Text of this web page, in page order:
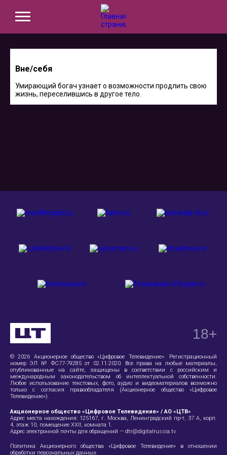
Вне/себя
Умирающий богач узнает о возможности продлить свою
жизнь, переселившись в другое тело.
© 2026 Акционерное общество «Цифровое Телевидение». Регистрационный
номер ЭЛ № ФС77-79285 от 02.11.2020. Все права на любые материалы,
опубликованные на сайте, защищены в соответствии с российским и
международным законодательством об интеллектуальной собственности.
Любое использование текстовых, фото, аудио и видеоматериалов возможно
только с согласия правообладателя (Акционерное общество «Цифровое
Телевидение»).
Акционерное общество «Цифровое Телевидение» / АО «ЦТВ»
Адрес места нахождения: 125167, г. Москва, Ленинградский пр-т, 37 А , корп.
4, этаж 10, помещение XXII, комната 1.
Адрес электронной почты для обращений — dtr@digitalrussia.tv
Политика Акционерного общества «Цифровое Телевидение» в отношении
обработки персональных данных
18+